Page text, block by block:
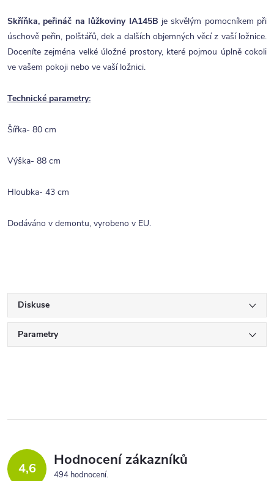
Skříňka, peřináč na lůžkoviny IA145B je skvělým pomocníkem při
úschově peřin, polštářů, dek a dalších objemných věcí z vaší ložnice.
Doceníte zejména velké úložné prostory, které pojmou úplně cokoli
ve vašem pokoji nebo ve vaší ložnici.
Technické parametry:
Šířka- 80 cm
Výška- 88 cm
Hloubka- 43 cm
Dodáváno v demontu, vyrobeno v EU.
Diskuse
Parametry
4,6 Hodnocení zákazníků
494 hodnocení